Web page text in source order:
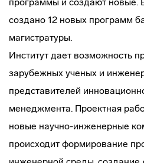
создано 12 новых программ
магистратуры.
Институт дает возможность
зарубежных ученых и
представителей
менеджмента. Проектная
новые научно-инженерные
происходит формирование